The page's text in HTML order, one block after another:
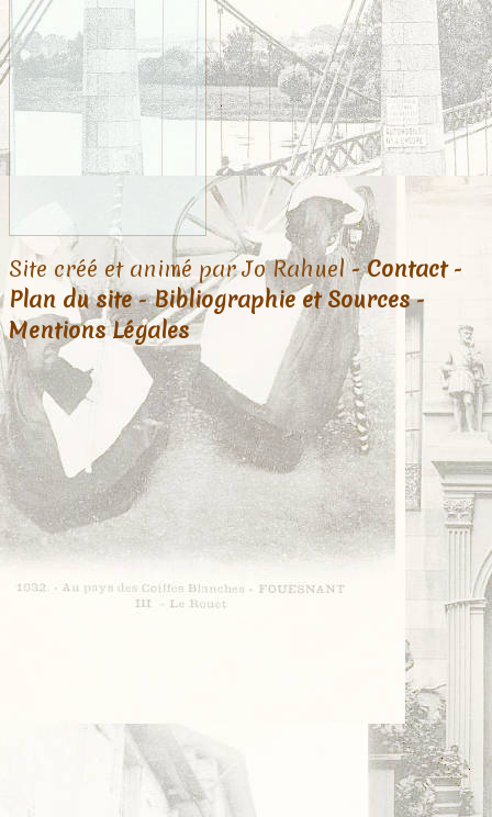
Site créé et animé par Jo Rahuel -Contact-
Plan du site-Bibliographie et Sources-
Mentions Légales